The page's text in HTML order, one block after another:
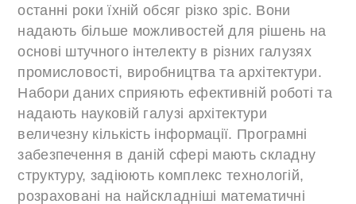
останні роки їхній обсяг різко зріс. Вони
надають більше можливостей для рішень на
основі штучного інтелекту в різних галузях
промисловості, виробництва та архітектури.
Набори даних сприяють ефективній роботі та
надають науковій галузі архітектури
величезну кількість інформації. Програмні
забезпечення в даній сфері мають складну
структуру, задіюють комплекс технологій,
розраховані на найскладніші математичні